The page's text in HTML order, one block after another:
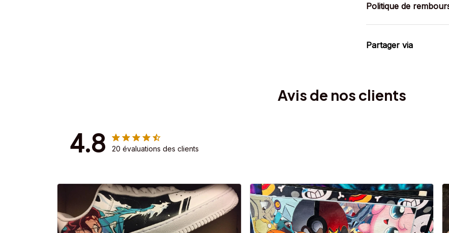
Politique de
Partager via
Avis de nos clients
4.8 20 évaluations des clients